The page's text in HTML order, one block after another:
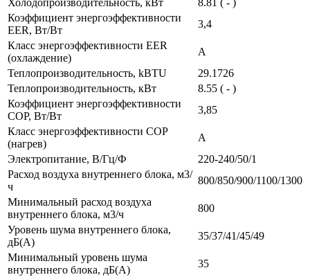
Холодопроизводительность, кВт
8.81 ( - )
Коэффициент энергоэффективности
EER, Вт/Вт
3,4
Класс энергоэффективности EER
(охлаждение)
A
Теплопроизводительность, kBTU
29.1726
Теплопроизводительность, кВт
8.55 ( - )
Коэффициент энергоэффективности
COP, Вт/Вт
3,85
Класс энергоэффективности COP
(нагрев)
A
Электропитание, В/Гц/Ф
220-240/50/1
Расход воздуха внутреннего блока, м3/
ч
800/850/900/1100/1300
Минимальный расход воздуха
внутреннего блока, м3/ч
800
Уровень шума внутреннего блока,
дБ(А)
35/37/41/45/49
Минимальный уровень шума
внутреннего блока, дБ(А)
35